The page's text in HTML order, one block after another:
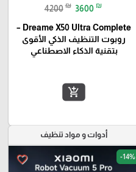
4200 ₪ 3600 ₪
Dreame X50 Ultra Complete –
روبوت التنظيف الذكي الأقوى
بتقنية الذكاء الاصطناعي
add_shopping_cart
أدوات و مواد تنظيف
favorite_border -14%